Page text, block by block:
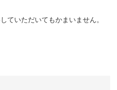
ていただいてもかまいません。